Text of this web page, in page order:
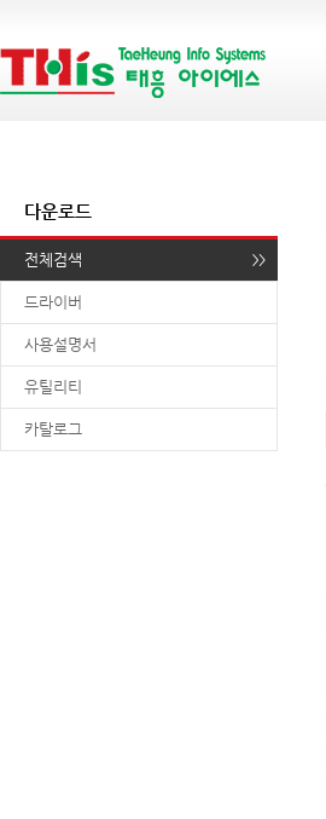
다운로드
전체검색
드라이버
사용설명서
유틸리티
카탈로그